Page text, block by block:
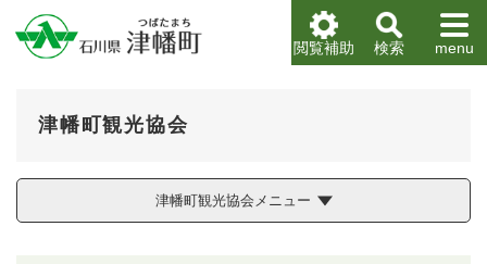
メニューを飛ばして本文へ
閲覧補助
検索 menu
津幡町観光協会
津幡町観光協会メニュー